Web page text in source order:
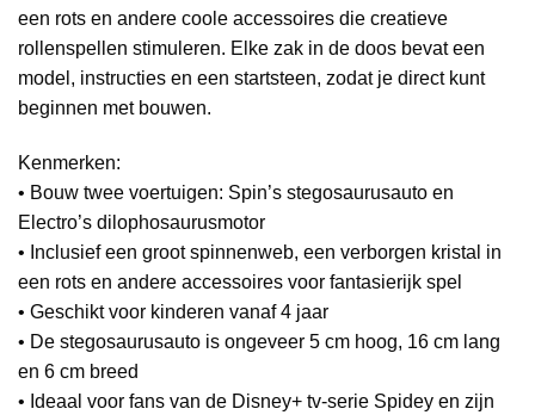
een rots en andere coole accessoires die creatieve
rollenspellen stimuleren. Elke zak in de doos bevat een
model, instructies en een startsteen, zodat je direct kunt
beginnen met bouwen.
Kenmerken:
• Bouw twee voertuigen: Spin’s stegosaurusauto en
Electro’s dilophosaurusmotor
• Inclusief een groot spinnenweb, een verborgen kristal in
een rots en andere accessoires voor fantasierijk spel
• Geschikt voor kinderen vanaf 4 jaar
• De stegosaurusauto is ongeveer 5 cm hoog, 16 cm lang
en 6 cm breed
• Ideaal voor fans van de Disney+ tv-serie Spidey en zijn